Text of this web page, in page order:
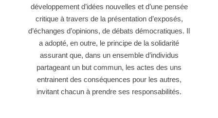
développement d’idées nouvelles et d’une pensée
critique à travers de la présentation d’exposés,
d’échanges d’opinions, de débats démocratiques. Il
a adopté, en outre, le principe de la solidarité
assurant que, dans un ensemble d’individus
partageant un but commun, les actes des uns
entrainent des conséquences pour les autres,
invitant chacun à prendre ses responsabilités.